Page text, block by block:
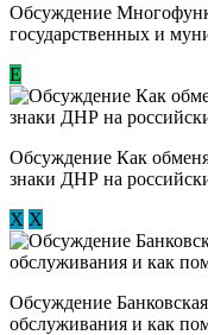
Обсуждение
государственных и
E
Обсуждение ​Как
знаки ДНР на
Х Х
Обсуждение
обслуживания и как